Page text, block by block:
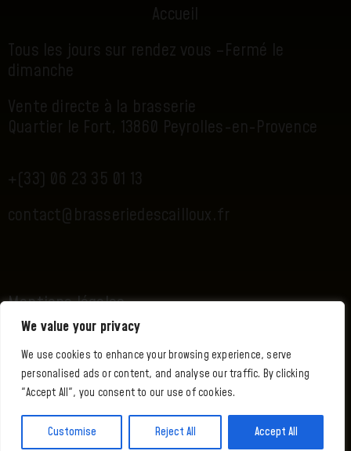
We value your privacy
We use cookies to enhance your browsing experience, serve
personalised ads or content, and analyse our traffic. By clicking
"Accept All", you consent to our use of cookies.
Customise Reject All Accept All
Accueil
Tous les jours sur rendez vous –Fermé le
dimanche
Vente directe à la brasserie
Quartier le Fort, 13860 Peyrolles-en-Provence
+(33) 06 23 35 01 13
contact@brasseriedescailloux.fr
Mentions légales
Politique de confidentialité
Politique de cookies